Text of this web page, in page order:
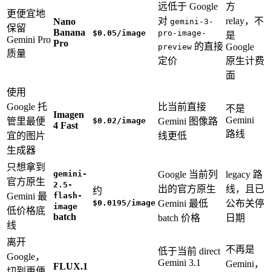
更便宜地
保留
Gemini Pro
质量
Nano
Banana
Pro
$0.05/image
远低于 Google
对 gemini-3-
pro-image-
preview 的直接
定价
方
relay，不
是
Google
原生计费
面
使用
Google 托
管里最便
宜的图片
生成器
Imagen
4 Fast
$0.02/image
比当前直接
Gemini 图像路
线更低
不是
Gemini
路线
只想拿到
官方原生
Gemini 最
低价格底
线
gemini-
2.5-
flash-
image
batch
约
$0.0195/image
Google 当前列
出的官方原生
Gemini 最低
batch 价格
legacy 路
线，且已
公布关停
日期
离开
Google，
FLUX.1
低于当前 direct
Gemini 3.1
不再是
Gemini，